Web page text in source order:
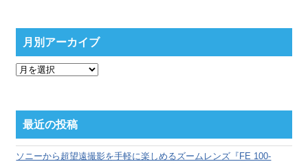
月別アーカイブ
月
ー
カ
ブ
最近の投稿
ソニーから超望遠撮影を手軽に楽しめるズームレンズ『FE 100-